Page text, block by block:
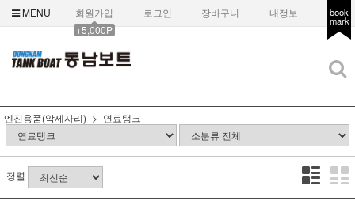
MENU
회원가입
+5,000P
로그인 장바구니 내정보 book
mark
엔진용품(악세사리) 연료탱크
정렬